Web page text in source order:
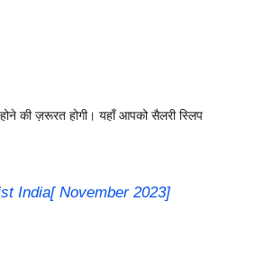
की ज़रूरत होगी। यहाँ आपको सैलरी स्लिप
India[ November 2023]